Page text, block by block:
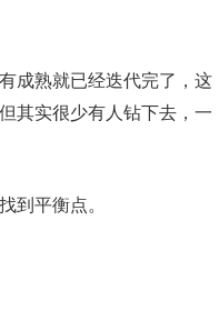
成熟就已经迭代完了，这
其实很少有人钻下去，一
到平衡点。